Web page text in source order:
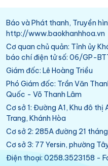
Báo và Phát thanh, Truyền
http://www.baokhanhhoa.vn
Cơ quan chủ quản: Tỉnh ủy
báo chí điện tử số: 06/GP-
Giám đốc: Lê Hoàng Triều
Phó Giám đốc: Trần Văn
Quốc - Võ Thanh Lâm
Cơ sở 1: Đường A1, Khu đô thị
Trang, Khánh Hòa
Cơ sở 2: 285A đường 21
Cơ sở 3: 77 Yersin, phường
Điện thoại: 0258.3523158 -